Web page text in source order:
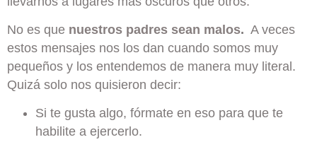
No es que nuestros padres sean malos. A veces
estos mensajes nos los dan cuando somos muy
pequeños y los entendemos de manera muy literal.
Quizá solo nos quisieron decir:
Si te gusta algo, fórmate en eso para que te
habilite a ejercerlo.